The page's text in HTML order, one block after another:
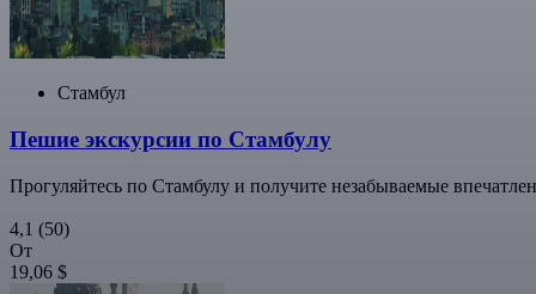
Стамбул
Пешие экскурсии по Стамбулу
Прогуляйтесь по Стамбулу и получите незабываемые
4,1 (50)
От
19,06 $